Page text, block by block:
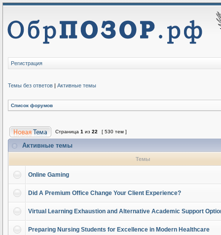
Регистрация
Темы без ответов | Активные темы
Список форумов
Страница 1 из 22 [ 530 тем ]
Активные темы
Темы
Online Gaming
Did A Premium Office Change Your Client Experience?
Virtual Learning Exhaustion and Alternative Academic Support
Preparing Nursing Students for Excellence in Modern Healthcare